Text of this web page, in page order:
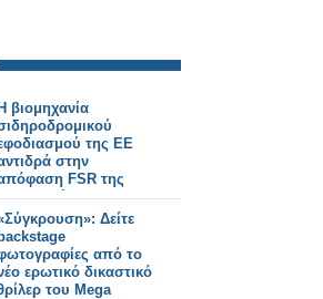
Η βιομηχανία
της ΕΕ
στην
FSR της
της ΕΕ.
Δείτε
backstage
από το
ερωτικό δικαστικό
του Mega